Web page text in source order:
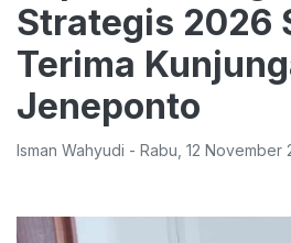
Strategis 2026
Terima
Jeneponto
Isman Wahyudi - Rabu 12 November